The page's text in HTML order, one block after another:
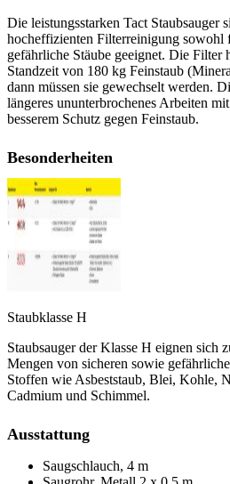
Die leistungsstarken Tact Staubsauger
hocheffizienten Filterreinigung sowohl
gefährliche Stäube geeignet. Die Filter
Standzeit von 180 kg Feinstaub
dann müssen sie gewechselt werden.
längeres ununterbrochenes Arbeiten
besserem Schutz gegen Feinstaub.
Besonderheiten
Staubklasse H
Staubsauger der Klasse H eignen sich
Mengen von sicheren sowie
Stoffen wie Asbeststaub, Blei, Kohle,
Cadmium und Schimmel.
Ausstattung
Saugschlauch, 4 m